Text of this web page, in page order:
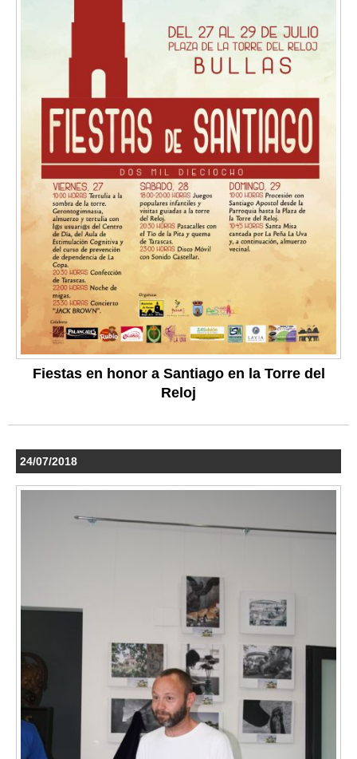
Fiestas en honor a Santiago en la Torre del
Reloj
24/07/2018